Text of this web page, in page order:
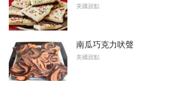
美國甜點
南瓜巧克力吠聲
美國甜點